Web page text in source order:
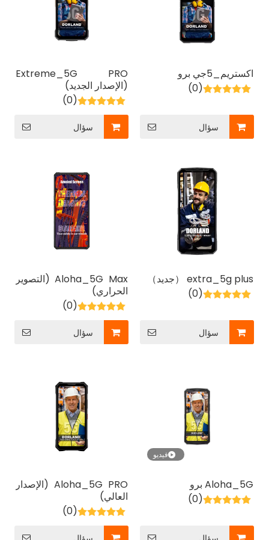
Extreme_5G PRO
(الإصدار الجديد)
(0)
سؤال
اكستريم_5جي برو
(0)
سؤال
Aloha_5G Max (التصوير
الحراري)
(0)
سؤال
extra_5g plus （جديد）
(0)
سؤال
Aloha_5G PRO (الإصدار
العالي)
(0)
فيديو
Aloha_5G برو
(0)